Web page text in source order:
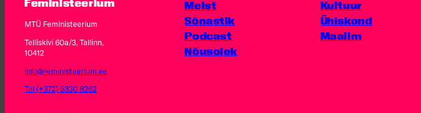
Feministeerium
MTÜ Feministeerium
Telliskivi 60a/3, Tallinn,
10412
info@feministeerium.ee
Tel (+372) 5330 8262
Meist
Sõnastik
Podcast
Nõusolek
Kultuur
Ühiskond
Maailm